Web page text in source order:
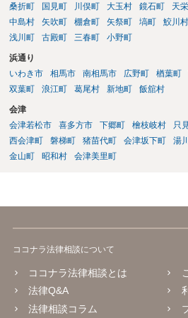
桑折町
国見町 川俣町 大玉村 鏡石町 天
中島村
矢吹町 棚倉町 矢祭町 塙町 鮫川村
浅川町
古殿町 三春町 小野町
浜通り
いわき市
相馬市 南相馬市 広野町 楢葉町
双葉町
浪江町 葛尾村 新地町 飯舘村
会津
会津若松市
喜多方市 下郷町 檜枝岐村 只
西会津町
磐梯町 猪苗代町 会津坂下町 湯
金山町
昭和村 会津美里町
ココナラ法律相談について
ココナラ法律相談とは
法律Q&A
法律相談コラム